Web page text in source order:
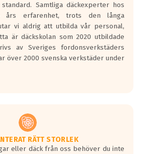
Samtliga däckexperter hos
erfarenhet, trots den långa
vi aldrig att utbilda vår personal,
är däckskolan som 2020 utbildade
av Sveriges fordonsverkstäders
över 2000 svenska verkstäder under
RÄTT STORLEK
eller däck från oss behöver du inte